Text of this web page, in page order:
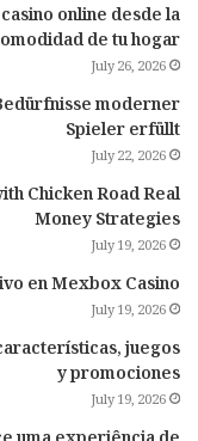
online desde la
de tu hogar
July 26, 2026
moderner
Spieler erfüllt
July 22, 2026
Chicken Road Real
Money Strategies
July 19, 2026
en Mexbox Casino
July 19, 2026
juegos
y promociones
July 19, 2026